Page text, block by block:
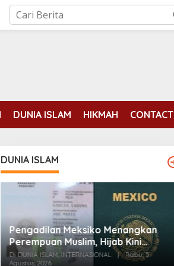
DUNIA ISLAM HIKMAH CONTACT
DUNIA ISLAM
Pengadilan Meksiko Menangkan
Perempuan Muslim, Hijab Kini
Diizinkan di Foto Paspor
Di DUNIA ISLAM, INTERNASIONAL |
Rabu, 5
Agustus, 2026